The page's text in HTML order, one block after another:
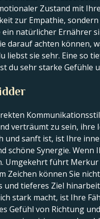
Zustand mit
zur Empathie,
ein natürlicher Ernährer
darauf achten können,
liebst sie sehr. Eine so
du sehr starke Gefühle
verträumt zu sein,
und sanft ist, ist Ihre
schöne Synergie.
Umgekehrt führt
Zeichen können Sie
und tieferes Ziel
stark macht, ist Ihre
Gefühl von Richtung